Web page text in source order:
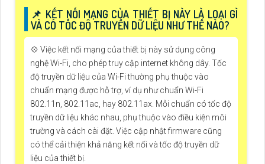
📌 KẾT NỐI MẠNG CỦA THIẾT BỊ NÀY LÀ LOẠI GÌ
VÀ CÓ TỐC ĐỘ TRUYỀN DỮ LIỆU NHƯ THẾ NÀO?
💠 Việc kết nối mạng của thiết bị này sử dụng công
nghệ Wi-Fi, cho phép truy cập internet không dây. Tốc
độ truyền dữ liệu của Wi-Fi thường phụ thuộc vào
chuẩn mạng được hỗ trợ, ví dụ như chuẩn Wi-Fi
802.11n, 802.11ac, hay 802.11ax. Mỗi chuẩn có tốc độ
truyền dữ liệu khác nhau, phụ thuộc vào điều kiện môi
trường và cách cài đặt. Việc cập nhật firmware cũng
có thể cải thiện khả năng kết nối và tốc độ truyền dữ
liệu của thiết bị.